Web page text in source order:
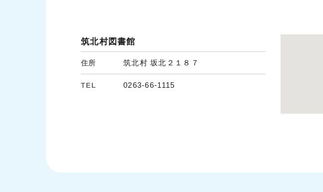
筑北村図書館
住所 筑北村 坂北２１８７
TEL 0263-66-1115